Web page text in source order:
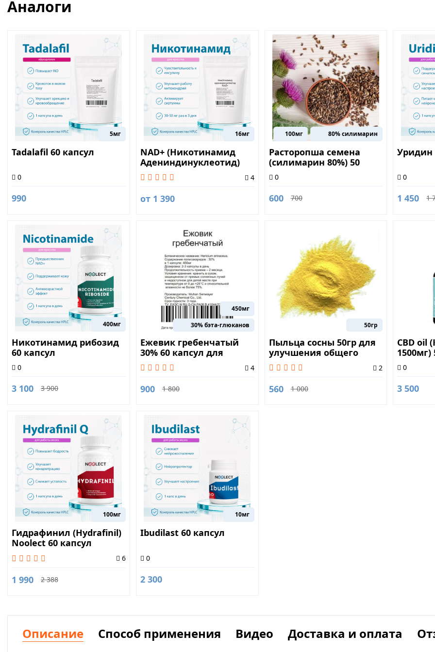
Аналоги
5мг
Tadalafil 60 капсул
0
990
16мг
NAD+ (Никотинамид
Адениндинуклеотид)
4
от 1 390
100мг 80% силимарин
Расторопша семена
(силимарин 80%) 50
грамм
0
600 700
Уридин
0
1 450 1
400мг
Никотинамид рибозид
60 капсул
0
3 100 3 900
450мг
30% бэта-глюканов
Ежевик гребенчатый
30% 60 капсул для
нормализации
обменных процессов
4
900 1 800
50гр
Пыльца сосны 50гр для
улучшения общего
самочувствия
2
560 1 000
CBD oil
0
3 500
100мг
Гидрафинил (Hydrafinil)
Nooleсt 60 капсул
6
1 990 2 388
10мг
Ibudilast 60 капсул
0
2 300
Описание Способ применения Видео Доставка и оплата